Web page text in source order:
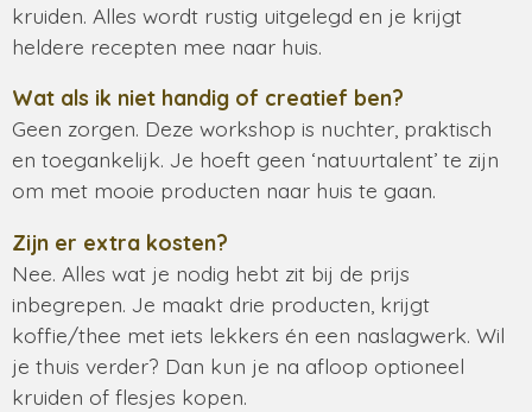
kruiden. Alles wordt rustig uitgelegd en je krijgt
heldere recepten mee naar huis.
Wat als ik niet handig of creatief ben?
Geen zorgen. Deze workshop is nuchter, praktisch
en toegankelijk. Je hoeft geen ‘natuurtalent’ te zijn
om met mooie producten naar huis te gaan.
Zijn er extra kosten?
Nee. Alles wat je nodig hebt zit bij de prijs
inbegrepen. Je maakt drie producten, krijgt
koffie/thee met iets lekkers én een naslagwerk. Wil
je thuis verder? Dan kun je na afloop optioneel
kruiden of flesjes kopen.